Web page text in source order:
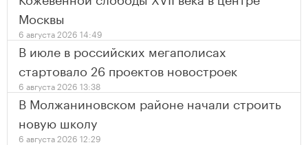
Москвы
6 августа 2026 14:49
В июле в российских мегаполисах
стартовало 26 проектов новостроек
6 августа 2026 13:38
В Молжаниновском районе начали строить
новую школу
6 августа 2026 12:29